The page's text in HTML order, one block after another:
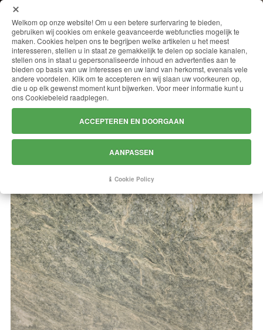
COSTA SMERALDA
Welkom op onze website! Om u een betere surfervaring te bieden,
gebruiken wij cookies om enkele geavanceerde webfuncties mogelijk te
maken. Cookies helpen ons te begrijpen welke artikelen u het meest
interesseren, stellen u in staat ze gemakkelijk te delen op sociale kanalen,
stellen ons in staat u gepersonaliseerde inhoud en advertenties aan te
bieden op basis van uw interesses en uw land van herkomst, evenals vele
andere voordelen. Klik om te accepteren en wij slaan uw voorkeuren op,
die u op elk gewenst moment kunt bijwerken. Voor meer informatie kunt u
ons Cookiebeleid raadplegen.
ACCEPTEREN EN DOORGAAN
AANPASSEN
Cookie Policy